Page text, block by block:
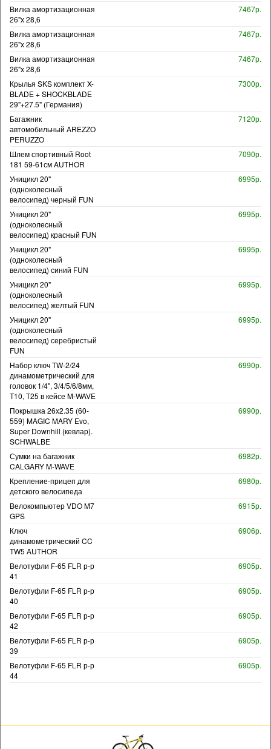
Вилка амортизационная
26"х 28,6
7467р.
Вилка амортизационная
26"х 28,6
7467р.
Вилка амортизационная
26"х 28,6
7467р.
Крылья SKS комплект X-
BLADE + SHOCKBLADE
29"+27.5" (Германия)
7300р.
Багажник
автомобильный AREZZO
PERUZZO
7120р.
Шлем спортивный Root
181 59-61см AUTHOR
7090р.
Уницикл 20"
(одноколесный
велосипед) черный FUN
6995р.
Уницикл 20"
(одноколесный
велосипед) красный FUN
6995р.
Уницикл 20"
(одноколесный
велосипед) синий FUN
6995р.
Уницикл 20"
(одноколесный
велосипед) желтый FUN
6995р.
Уницикл 20"
(одноколесный
велосипед) серебристый
FUN
6995р.
Набор ключ TW-2/24
динамометрический для
головок 1/4", 3/4/5/6/8мм,
T10, T25 в кейсе M-WAVE
6990р.
Покрышка 26x2.35 (60-
559) MAGIC MARY Evo,
Super Downhill (кевлар).
SCHWALBE
6990р.
Сумки на багажник
CALGARY M-WAVE
6982р.
Крепление-прицеп для
детского велосипеда
6980р.
Велокомпьютер VDO M7
GPS
6915р.
Ключ
динамометрический CC
TW5 AUTHOR
6906р.
Велотуфли F-65 FLR р-р
41
6905р.
Велотуфли F-65 FLR р-р
40
6905р.
Велотуфли F-65 FLR р-р
42
6905р.
Велотуфли F-65 FLR р-р
39
6905р.
Велотуфли F-65 FLR р-р
44
6905р.